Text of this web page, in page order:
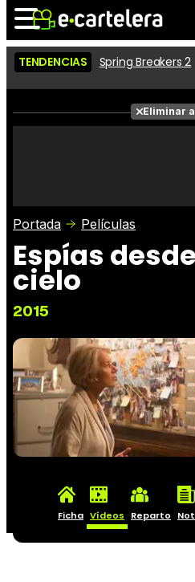
Noticias
Críticas
TENDENCIAS Spring Breakers 2
Eliminar
Portada Películas
Espías
cielo
2015
Ficha Vídeos Reparto